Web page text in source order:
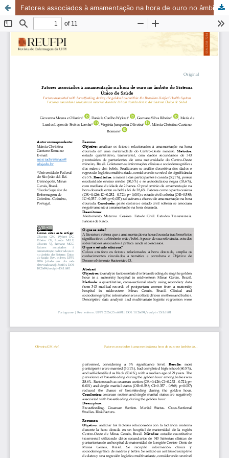
Fatores associados à amamentação na hora de ouro no âmbito do Sistema Único de Saúde